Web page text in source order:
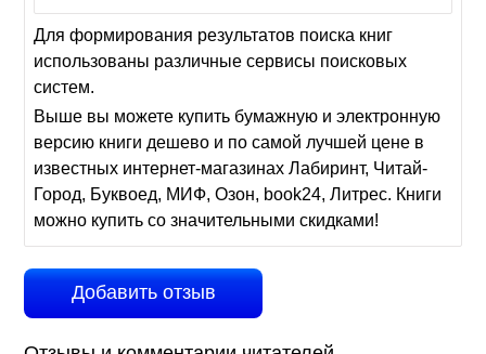
Для формирования результатов поиска книг
использованы различные сервисы поисковых
систем.
Выше вы можете купить бумажную и электронную
версию книги дешево и по самой лучшей цене в
известных интернет-магазинах Лабиринт, Читай-
Город, Буквоед, МИФ, Озон, book24, Литрес. Книги
можно купить со значительными скидками!
Добавить отзыв